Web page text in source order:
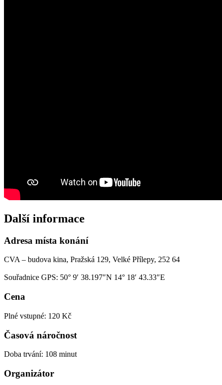
Další informace
Adresa místa konání
CVA – budova kina, Pražská 129, Velké Přílepy, 252 64
Souřadnice GPS: 50° 9′ 38.197″N 14° 18′ 43.33″E
Cena
Plné vstupné: 120 Kč
Časová náročnost
Doba trvání: 108 minut
Organizátor